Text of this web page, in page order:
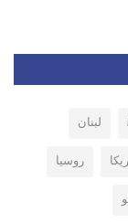
لبنان
روسيا